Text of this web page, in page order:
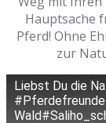
Hauptsache
Pferd! Ohne
zur
Liebst Du die